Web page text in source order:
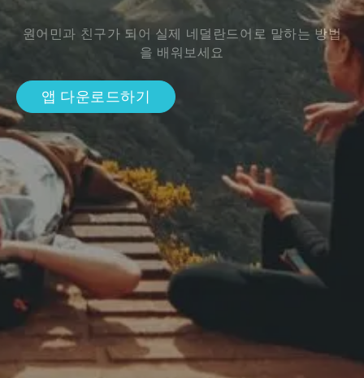
원어민과 친구가 되어 실제 네덜란드어로 말하는 방법
을 배워보세요
앱 다운로드하기